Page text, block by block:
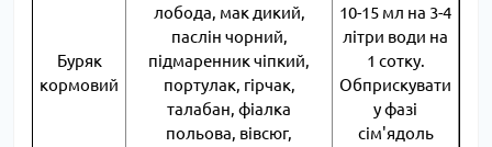
лобода, мак дикий,
паслін чорний,
підмаренник чіпкий,
портулак, гірчак,
талабан, фіалка
польова, вівсюг,
Буряк
кормовий
10-15 мл на 3-4
літри води на
1 сотку.
Обприскувати
у фазі
сім'ядоль